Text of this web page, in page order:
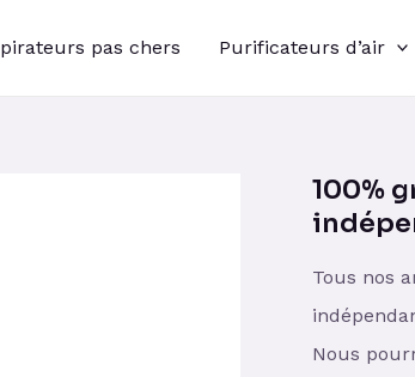
pas chers Purificateurs d’air
100%
Tous nos
Nous